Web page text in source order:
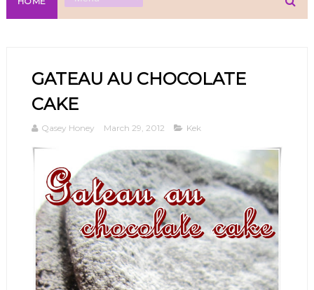
GATEAU AU CHOCOLATE
CAKE
Qasey Honey March 29, 2012 Kek